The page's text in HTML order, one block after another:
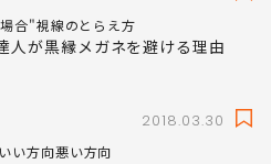
合"視線のとらえ方
人が黒縁メガネを避ける理由
2018.03.30
い方向悪い方向